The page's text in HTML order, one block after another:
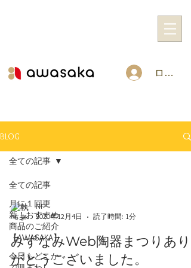
ログイン
BLOG
全ての記事
月に１回更
新！おすすめ
商品のご紹介
【AWASAKA】
今日もどこか
全ての記事
NF
2020年12月4日
読了時間: 1分
みずなみWeb陶器まつりあり
がとうございました。